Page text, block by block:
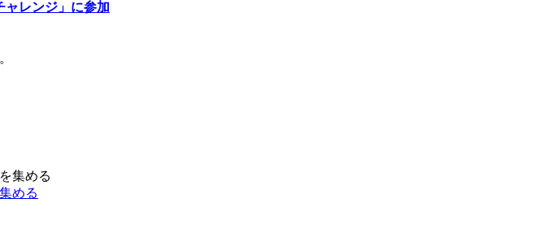
ャレンジ」に参加
める